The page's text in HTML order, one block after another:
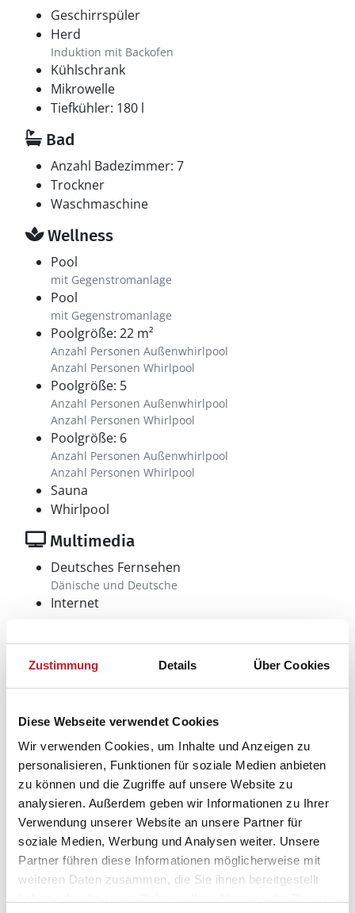
Zustimmung Details Über Cookies
Diese Webseite verwendet Cookies
Wir verwenden Cookies, um Inhalte und Anzeigen zu
personalisieren, Funktionen für soziale Medien anbieten
zu können und die Zugriffe auf unsere Website zu
analysieren. Außerdem geben wir Informationen zu Ihrer
Verwendung unserer Website an unsere Partner für
soziale Medien, Werbung und Analysen weiter. Unsere
Partner führen diese Informationen möglicherweise mit
weiteren Daten zusammen, die Sie ihnen bereitgestellt
Geschirrspüler
Herd
Induktion mit Backofen
Kühlschrank
Mikrowelle
Tiefkühler: 180 l
Bad
Anzahl Badezimmer: 7
Trockner
Waschmaschine
Wellness
Pool
mit Gegenstromanlage
Pool
mit Gegenstromanlage
Poolgröße: 22 m²
Anzahl Personen Außenwhirlpool
Anzahl Personen Whirlpool
Poolgröße: 5
Anzahl Personen Außenwhirlpool
Anzahl Personen Whirlpool
Poolgröße: 6
Anzahl Personen Außenwhirlpool
Anzahl Personen Whirlpool
Sauna
Whirlpool
Multimedia
Deutsches Fernsehen
Dänische und Deutsche
Internet
Billard
Gartenmöbel
Grundstück
Rasengrundstück
Grill
Gasgrill
Liegestuhl
Sandkiste
Schaukel
Sonnenschirm
Terrasse: 1